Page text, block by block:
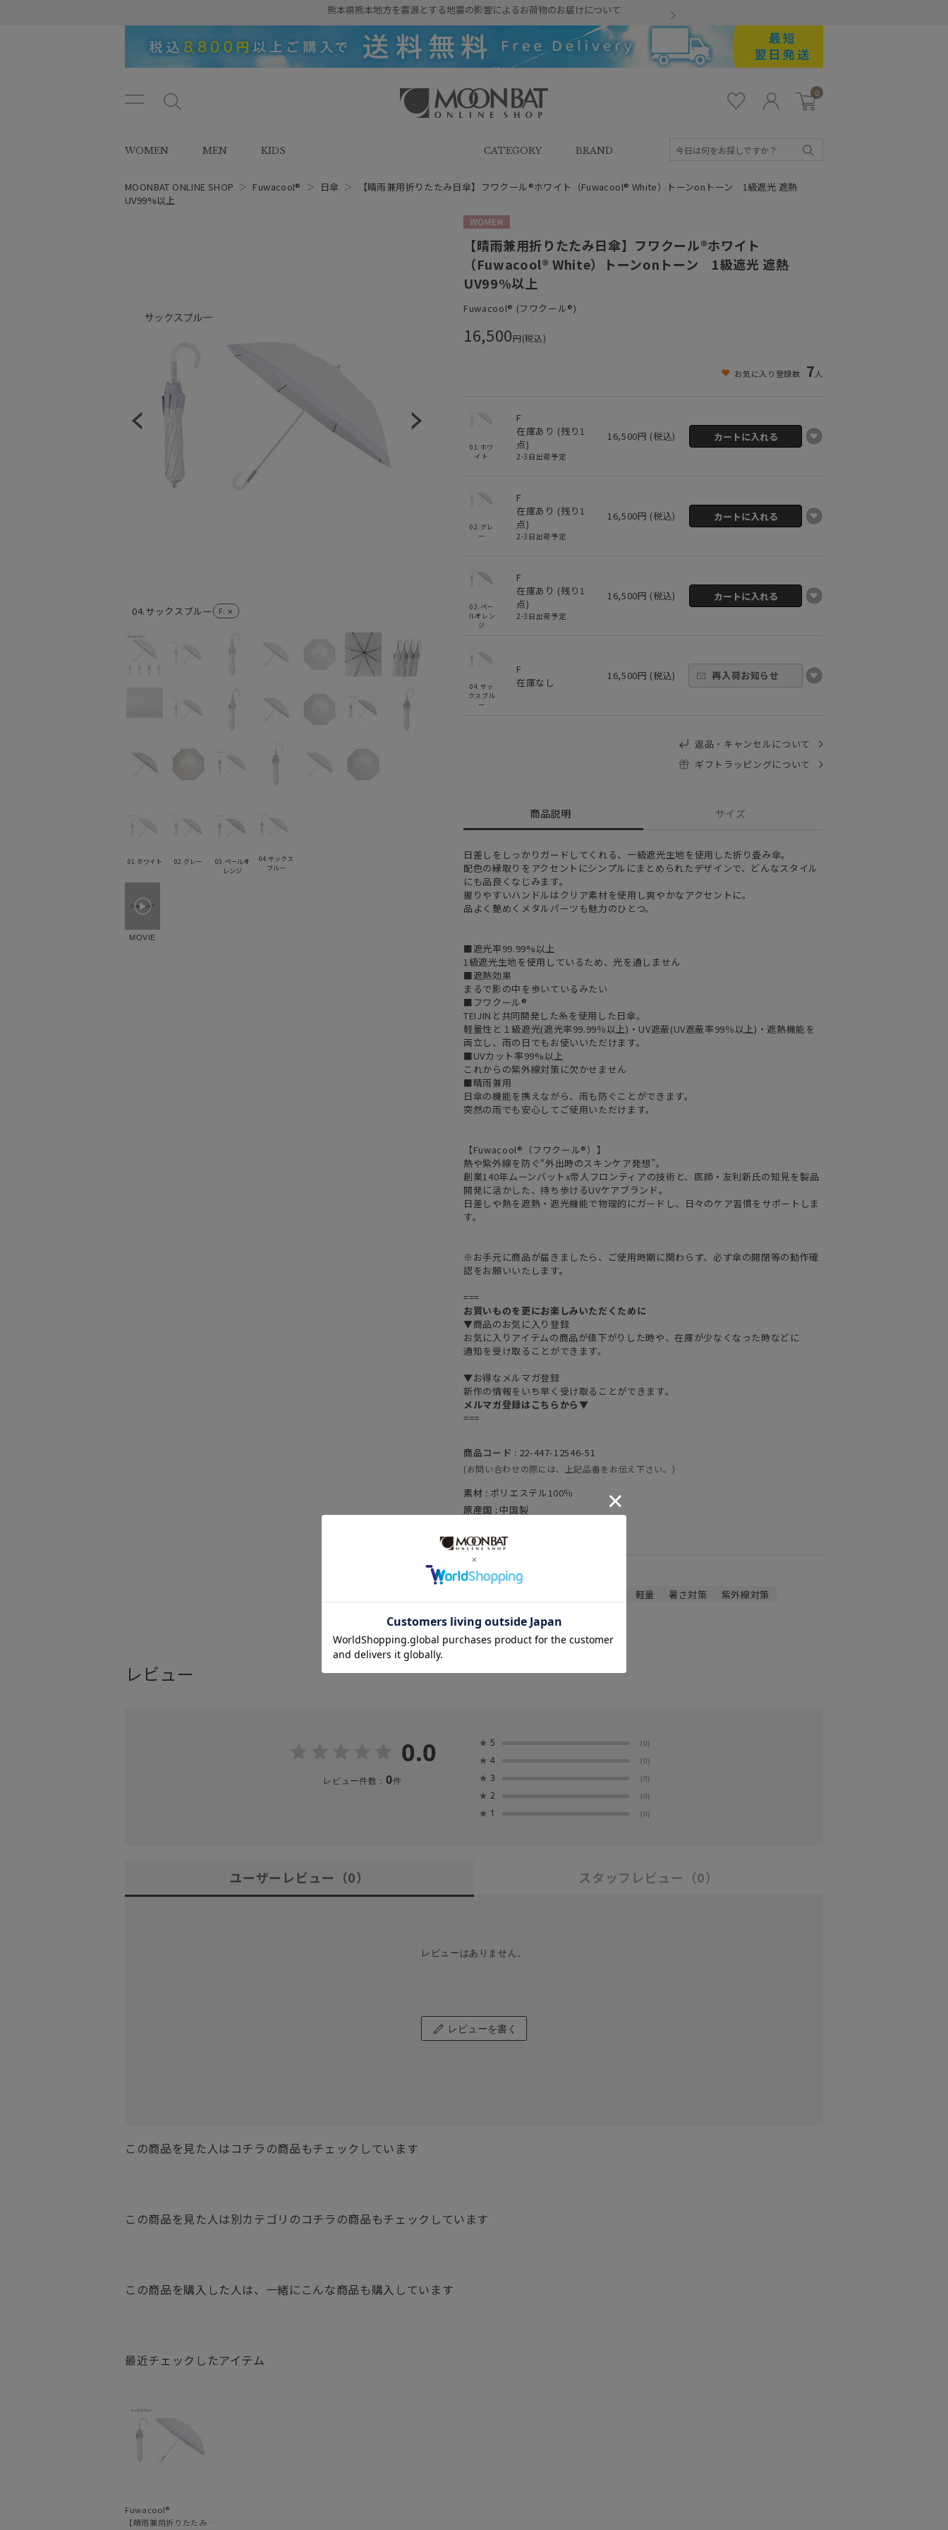
熊本県熊本地方を震源とする地震の影響によるお荷物のお届けについて
ン
ュ
ー
タ
ン
SHOP（ムーンバットオンラインシ
イ
ン
0
WOMEN MEN KIDS CATEGORY BRAND
MOONBAT ONLINE SHOP ＞ Fuwacool® ＞ 日傘 ＞
【晴雨兼用折りたたみ日傘】フワクール®ホワイト（Fuwacool® White）トーンonトーン 1級遮光 遮熱
UV99%以上
04.サックスブルー F: ✕
01.ホワイト 02.グレー
03.ペールオ
レンジ
04.サックス
ブルー
MOVIE
【晴雨兼用折りたたみ日傘】フワクール®ホワイト
（Fuwacool® White）トーンonトーン 1級遮光 遮熱
UV99%以上
Fuwacool® (フワクール®)
16,500円(税込)
お気に入り登録数 7人
01.ホワ
イト
F
在庫あり (残り1
点)
2-3日出荷予定
16,500円 (税込)
02.グレ
ー
F
在庫あり (残り1
点)
2-3日出荷予定
16,500円 (税込)
03.ペー
ルオレン
ジ
F
在庫あり (残り1
点)
2-3日出荷予定
16,500円 (税込)
04.サッ
クスブル
ー
F
在庫なし
16,500円 (税込) 再入荷お知らせ
返品・キャンセルについて
ギフトラッピングについて
商品説明 サイズ
日差しをしっかりガードしてくれる、一級遮光生地を使用した折り畳み傘。
配色の縁取りをアクセントにシンプルにまとめられたデザインで、どんなスタイル
にも品良くなじみます。
握りやすいハンドルはクリア素材を使用し爽やかなアクセントに。
品よく艶めくメタルパーツも魅力のひとつ。
■遮光率99.99%以上
1級遮光生地を使用しているため、光を通しません
■遮熱効果
まるで影の中を歩いているみたい
■フワクール®
TEIJINと共同開発した糸を使用した日傘。
軽量性と１級遮光(遮光率99.99％以上)・UV遮蔽(UV遮蔽率99％以上)・遮熱機能を
両立し、雨の日でもお使いいただけます。
■UVカット率99%以上
これからの紫外線対策に欠かせません
■晴雨兼用
日傘の機能を携えながら、雨も防ぐことができます。
突然の雨でも安心してご使用いただけます。
【Fuwacool®（フワクール®）】
熱や紫外線を防ぐ“外出時のスキンケア発想”。
創業140年ムーンバットx帝人フロンティアの技術と、医師・友利新氏の知見を製品
開発に活かした、持ち歩けるUVケアブランド。
日差しや熱を遮熱・遮光機能で物理的にガードし、日々のケア習慣をサポートしま
す。
※お手元に商品が届きましたら、ご使用時期に関わらず、必ず傘の開閉等の動作確
認をお願いいたします。
===
お買いものを更にお楽しみいただくために
▼商品のお気に入り登録
お気に入りアイテムの商品が値下がりした時や、在庫が少なくなった時などに
通知を受け取ることができます。
▼お得なメルマガ登録
新作の情報をいち早く受け取ることができます。
メルマガ登録はこちらから▼
===
商品コード : 22-447-12546-51
(お問い合わせの際には、上記品番をお伝え下さい。)
素材 : ポリエステル100％
原産国 : 中国製
関連キーワード
軽量 暑さ対策
紫外線対策
レビュー
0.0
レビュー件数： 0件
★ 5 (0)
★ 4 (0)
★ 3 (0)
★ 2 (0)
★ 1 (0)
ユーザーレビュー （0） スタッフレビュー （0）
レビューはありません。
レビューを書く
この商品を見た人はコチラの商品もチェックしています
この商品を見た人は別カテゴリのコチラの商品もチェックしています
この商品を購入した人は、一緒にこんな商品も購入しています
最近チェックしたアイテム
Fuwacool®
【晴雨兼用折りたたみ日傘】フワクール®ホワイト（Fuwacool® White）トーンonトーン 1級遮光 遮熱 UV99%以上